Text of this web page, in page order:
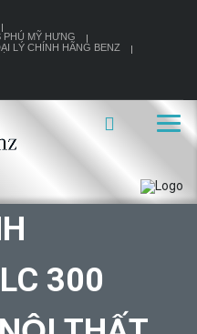
PHÚ MỸ HƯNG
LÝ CHÍNH HÃNG BENZ
300